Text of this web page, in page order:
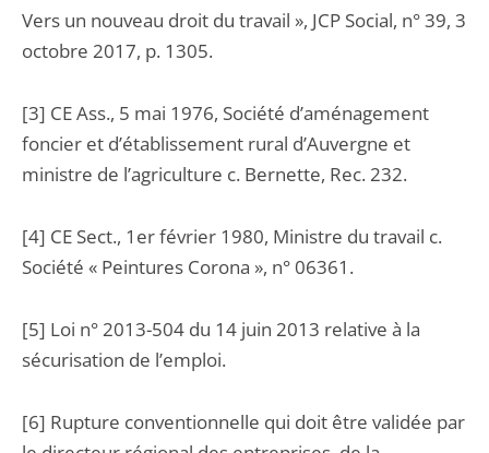
Vers un nouveau droit du travail », JCP Social, n° 39, 3
octobre 2017, p. 1305.
[3] CE Ass., 5 mai 1976, Société d’aménagement
foncier et d’établissement rural d’Auvergne et
ministre de l’agriculture c. Bernette, Rec. 232.
[4] CE Sect., 1er février 1980, Ministre du travail c.
Société « Peintures Corona », n° 06361.
[5] Loi n° 2013-504 du 14 juin 2013 relative à la
sécurisation de l’emploi.
[6] Rupture conventionnelle qui doit être validée par